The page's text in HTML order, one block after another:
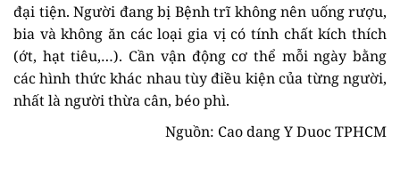
đại tiện. Người đang bị Bệnh trĩ không nên uống rượu,
bia và không ăn các loại gia vị có tính chất kích thích
(ớt, hạt tiêu,…). Cần vận động cơ thể mỗi ngày bằng
các hình thức khác nhau tùy điều kiện của từng người,
nhất là người thừa cân, béo phì.
Nguồn: Cao dang Y Duoc TPHCM